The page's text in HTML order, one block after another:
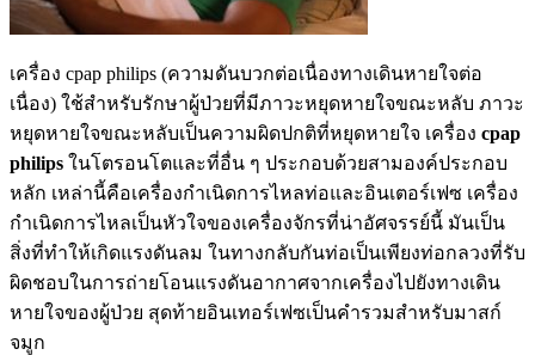
เครื่อง cpap philips (ความดันบวกต่อเนื่องทางเดินหายใจต่อ
เนื่อง) ใช้สำหรับรักษาผู้ป่วยที่มีภาวะหยุดหายใจขณะหลับ ภาวะ
หยุดหายใจขณะหลับเป็นความผิดปกติที่หยุดหายใจ เครื่อง cpap
philips ในโตรอนโตและที่อื่น ๆ ประกอบด้วยสามองค์ประกอบ
หลัก เหล่านี้คือเครื่องกำเนิดการไหลท่อและอินเตอร์เฟซ เครื่อง
กำเนิดการไหลเป็นหัวใจของเครื่องจักรที่น่าอัศจรรย์นี้ มันเป็น
สิ่งที่ทำให้เกิดแรงดันลม ในทางกลับกันท่อเป็นเพียงท่อกลวงที่รับ
ผิดชอบในการถ่ายโอนแรงดันอากาศจากเครื่องไปยังทางเดิน
หายใจของผู้ป่วย สุดท้ายอินเทอร์เฟซเป็นคำรวมสำหรับมาสก์
จมูก